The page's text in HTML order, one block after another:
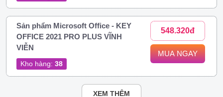
Sản phẩm Microsoft Office - KEY
OFFICE 2021 PRO PLUS VĨNH
VIỄN
Kho hàng: 38
548.320đ
MUA NGAY
XEM THÊM